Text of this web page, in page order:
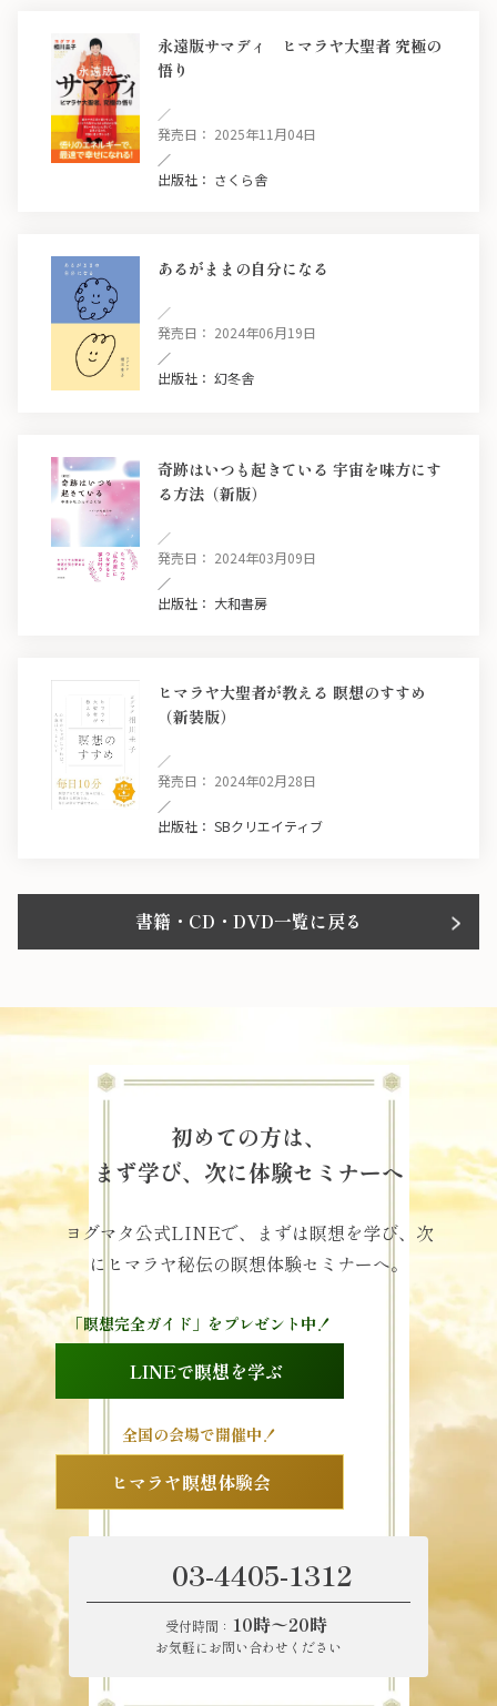
永遠版サマディ ヒマラヤ大聖者 究極の
悟り
／
発売日： 2025年11月04日
／
出版社： さくら舎
あるがままの自分になる
／
発売日： 2024年06月19日
／
出版社： 幻冬舎
奇跡はいつも起きている 宇宙を味方にす
る方法（新版）
／
発売日： 2024年03月09日
／
出版社： 大和書房
ヒマラヤ大聖者が教える 瞑想のすすめ
（新装版）
／
発売日： 2024年02月28日
／
出版社： SBクリエイティブ
書籍・CD・DVD一覧に戻る
初めての方は、
まず学び、次に体験セミナーへ
ヨグマタ公式LINEで、まずは瞑想を学び、次
にヒマラヤ秘伝の瞑想体験セミナーへ。
「瞑想完全ガイド」をプレゼント中！
LINEで瞑想を学ぶ
全国の会場で開催中！
ヒマラヤ瞑想体験会
03-4405-1312
受付時間： 10時〜20時
お気軽にお問い合わせください